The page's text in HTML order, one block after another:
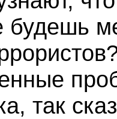
так